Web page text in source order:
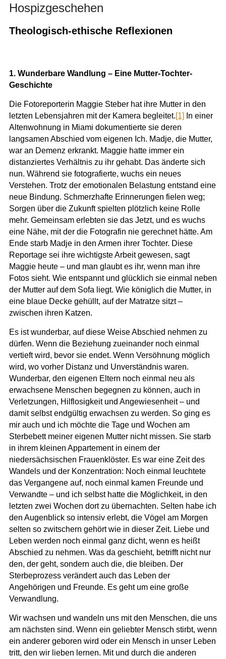
Hospizgeschehen
Theologisch-ethische Reflexionen
1. Wunderbare Wandlung – Eine Mutter-Tochter-
Geschichte
Die Fotoreporterin Maggie Steber hat ihre Mutter in den
letzten Lebensjahren mit der Kamera begleitet.[1]
In einer
Altenwohnung in Miami dokumentierte sie deren
langsamen Abschied vom eigenen Ich. Madje, die Mutter,
war an Demenz erkrankt. Maggie hatte immer ein
distanziertes Verhältnis zu ihr gehabt. Das änderte sich
nun. Während sie fotografierte, wuchs ein neues
Verstehen. Trotz der emotionalen Belastung entstand eine
neue Bindung. Schmerzhafte Erinnerungen fielen weg;
Sorgen über die Zukunft spielten plötzlich keine Rolle
mehr. Gemeinsam erlebten sie das Jetzt, und es wuchs
eine Nähe, mit der die Fotografin nie gerechnet hätte. Am
Ende starb Madje in den Armen ihrer Tochter. Diese
Reportage sei ihre wichtigste Arbeit gewesen, sagt
Maggie heute – und man glaubt es ihr, wenn man ihre
Fotos sieht. Wie entspannt und glücklich sie einmal neben
der Mutter auf dem Sofa liegt. Wie königlich die Mutter, in
eine blaue Decke gehüllt, auf der Matratze sitzt –
zwischen ihren Katzen.
Es ist wunderbar, auf diese Weise Abschied nehmen zu
dürfen. Wenn die Beziehung zueinander noch einmal
vertieft wird, bevor sie endet. Wenn Versöhnung möglich
wird, wo vorher Distanz und Unverständnis waren.
Wunderbar, den eigenen Eltern noch einmal neu als
erwachsene Menschen begegnen zu können, auch in
Verletzungen, Hilflosigkeit und Angewiesenheit – und
damit selbst endgültig erwachsen zu werden. So ging es
mir auch und ich möchte die Tage und Wochen am
Sterbebett meiner eigenen Mutter nicht missen. Sie starb
in ihrem kleinen Appartement in einem der
niedersächsischen Frauenklöster. Es war eine Zeit des
Wandels und der Konzentration: Noch einmal leuchtete
das Vergangene auf, noch einmal kamen Freunde und
Verwandte – und ich selbst hatte die Möglichkeit, in den
letzten zwei Wochen dort zu übernachten. Selten habe ich
den Augenblick so intensiv erlebt, die Vögel am Morgen
selten so zwitschern gehört wie in dieser Zeit. Liebe und
Leben werden noch einmal ganz dicht, wenn es heißt
Abschied zu nehmen. Was da geschieht, betrifft nicht nur
den, der geht, sondern auch die, die bleiben. Der
Sterbeprozess verändert auch das Leben der
Angehörigen und Freunde. Es geht um eine große
Verwandlung.
Wir wachsen und wandeln uns mit den Menschen, die uns
am nächsten sind. Wenn ein geliebter Mensch stirbt, wenn
ein anderer geboren wird oder ein Mensch in unser Leben
tritt, den wir lieben lernen. Mit und durch die anderen